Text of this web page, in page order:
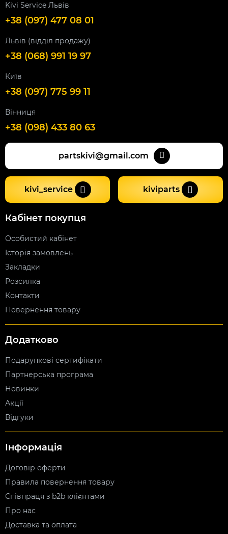
Kivi Service Львів
+38 (097) 477 08 01
Львів (відділ продажу)
+38 (068) 991 19 97
Київ
+38 (097) 775 99 11
Вінниця
+38 (098) 433 80 63
partskivi@gmail.com
kivi_service kiviparts
Кабінет покупця
Особистий кабінет
Історія замовлень
Закладки
Розсилка
Контакти
Повернення товару
Додатково
Подарункові сертифікати
Партнерська програма
Новинки
Акції
Відгуки
Інформація
Договір оферти
Правила повернення товару
Співпраця з b2b клієнтами
Про нас
Доставка та оплата